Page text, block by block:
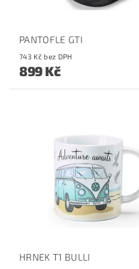
PANTOFLE GTI
743 Kč bez DPH
899 Kč
HRNEK T1 BULLI